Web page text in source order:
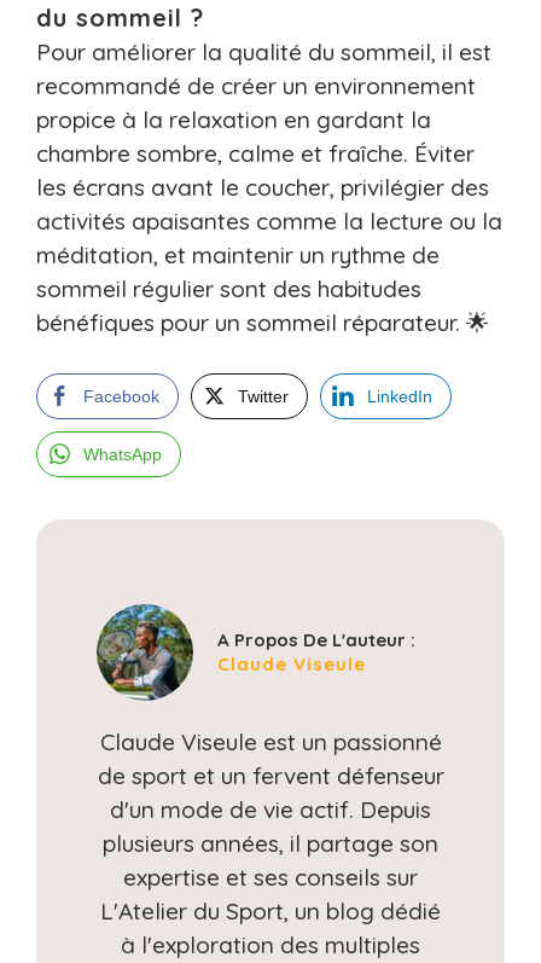
du sommeil ?
Pour améliorer la qualité du sommeil, il est
recommandé de créer un environnement
propice à la relaxation en gardant la
chambre sombre, calme et fraîche. Éviter
les écrans avant le coucher, privilégier des
activités apaisantes comme la lecture ou la
méditation, et maintenir un rythme de
sommeil régulier sont des habitudes
bénéfiques pour un sommeil réparateur. 🌟
Facebook Twitter LinkedIn
WhatsApp
A Propos De L'auteur :
Claude Viseule
Claude Viseule est un passionné
de sport et un fervent défenseur
d'un mode de vie actif. Depuis
plusieurs années, il partage son
expertise et ses conseils sur
L'Atelier du Sport, un blog dédié
à l'exploration des multiples